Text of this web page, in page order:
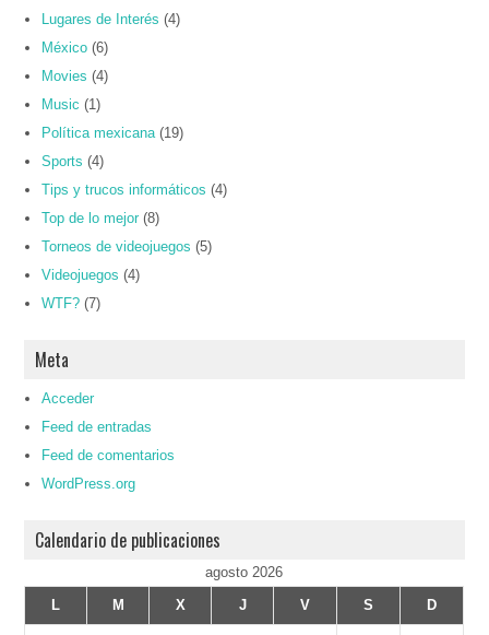
Lugares de Interés (4)
México (6)
Movies (4)
Music (1)
Política mexicana (19)
Sports (4)
Tips y trucos informáticos (4)
Top de lo mejor (8)
Torneos de videojuegos (5)
Videojuegos (4)
WTF? (7)
Meta
Acceder
Feed de entradas
Feed de comentarios
WordPress.org
Calendario de publicaciones
agosto 2026
L
M X J V S D